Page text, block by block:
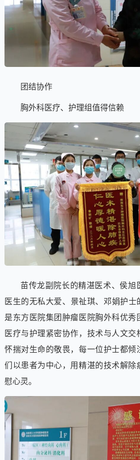
团结协作
胸外科医疗、护理组值得信赖
苗传龙副院长的精湛医术、侯旭
医生的无私大爱、景祉琪、邓娟护
是东方医院集团肿瘤医院胸外科优秀
医疗与护理紧密协作，技术与人文
怀揣对生命的敬畏，每一位护士都倾
们以患者为中心，用精湛的技术解除
慰心灵。